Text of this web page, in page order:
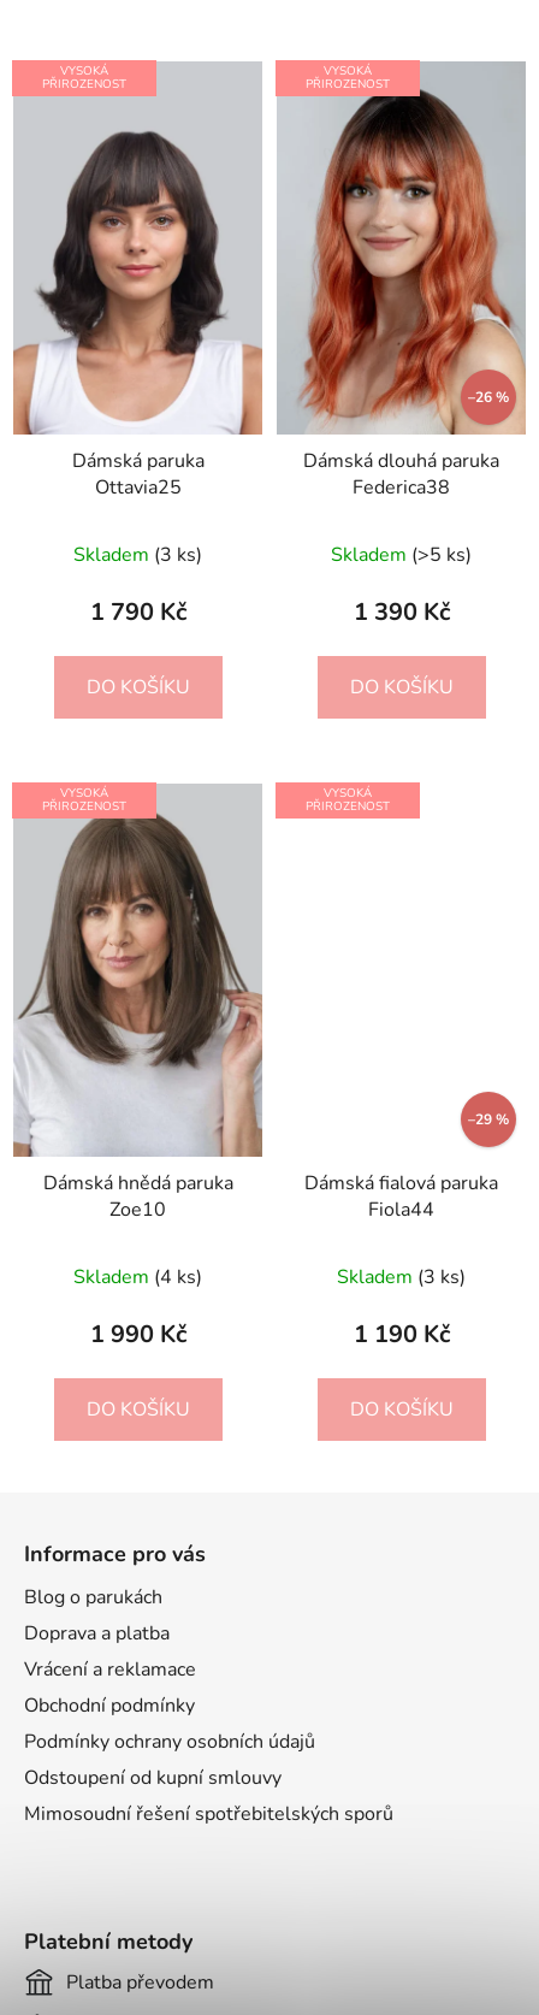
VYSOKÁ
PŘIROZENOST
Dámská paruka
Ottavia25
Skladem (3 ks)
1 790 Kč
DO KOŠÍKU
VYSOKÁ
PŘIROZENOST
–26 %
Dámská dlouhá paruka
Federica38
Skladem (>5 ks)
1 390 Kč
DO KOŠÍKU
VYSOKÁ
PŘIROZENOST
Dámská hnědá paruka
Zoe10
Skladem (4 ks)
1 990 Kč
DO KOŠÍKU
VYSOKÁ
PŘIROZENOST
–29 %
Dámská fialová paruka
Fiola44
Skladem (3 ks)
1 190 Kč
DO KOŠÍKU
Informace pro vás
Blog o parukách
Doprava a platba
Vrácení a reklamace
Obchodní podmínky
Podmínky ochrany osobních údajů
Odstoupení od kupní smlouvy
Mimosoudní řešení spotřebitelských sporů
Platební metody
Platba převodem